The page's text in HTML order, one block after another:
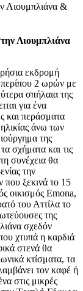
Λιουμπλιάνα &
Λιουμπλιάνα
εκδρομή
2 ωρών με
σπήλαια της
για ένα
και περάσματα
άνω των
της
σχήματα και τις
συνέχεια θα
την
που ξεκινά το 15
οικισμός Emona,
του Αττίλα το
της
σχεδόν
χτυπά η καρδιά
στενά θα
κτίσματα, τα
τον καφέ ή
στις μικρές